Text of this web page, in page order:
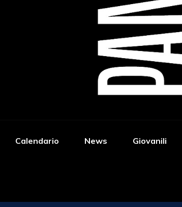
Calendario News Giovanili